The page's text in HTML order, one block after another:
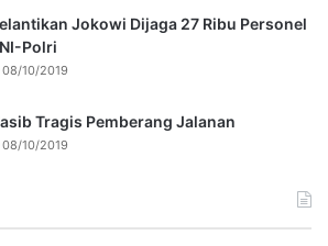
Jokowi Dijaga 27 Ribu Personel
Polri
08/10/2019
Tragis Pemberang Jalanan
08/10/2019